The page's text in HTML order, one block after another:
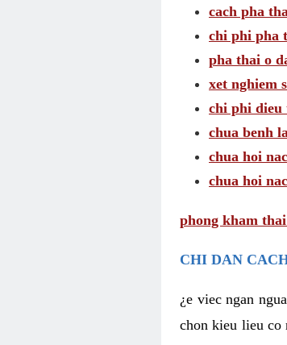
cach pha
chi phi pha
pha thai o
xet nghiem
chi phi dieu
chua benh
chua hoi
chua hoi
phong kham
CHI DAN
¿e viec ngan
chon kieu lieu co